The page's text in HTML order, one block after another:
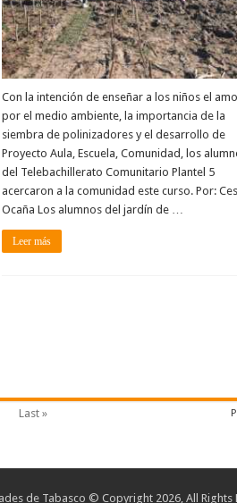
Con la intención de enseñar a los niños el
por el medio ambiente, la importancia de la
siembra de polinizadores y el desarrollo de
Proyecto Aula, Escuela, Comunidad, los
del Telebachillerato Comunitario Plantel 5
acercaron a la comunidad este curso. Por:
Ocaña Los alumnos del jardín de …
Leer más
Last »
de Tabasco © Copyright 2026, All Rights